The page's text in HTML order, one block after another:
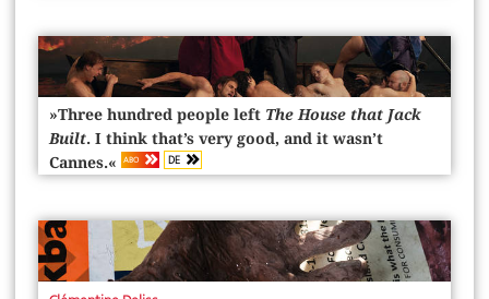
»Three hundred people left The House that Jack
Built. I think that’s very good, and it wasn’t
Cannes.« ABO DE